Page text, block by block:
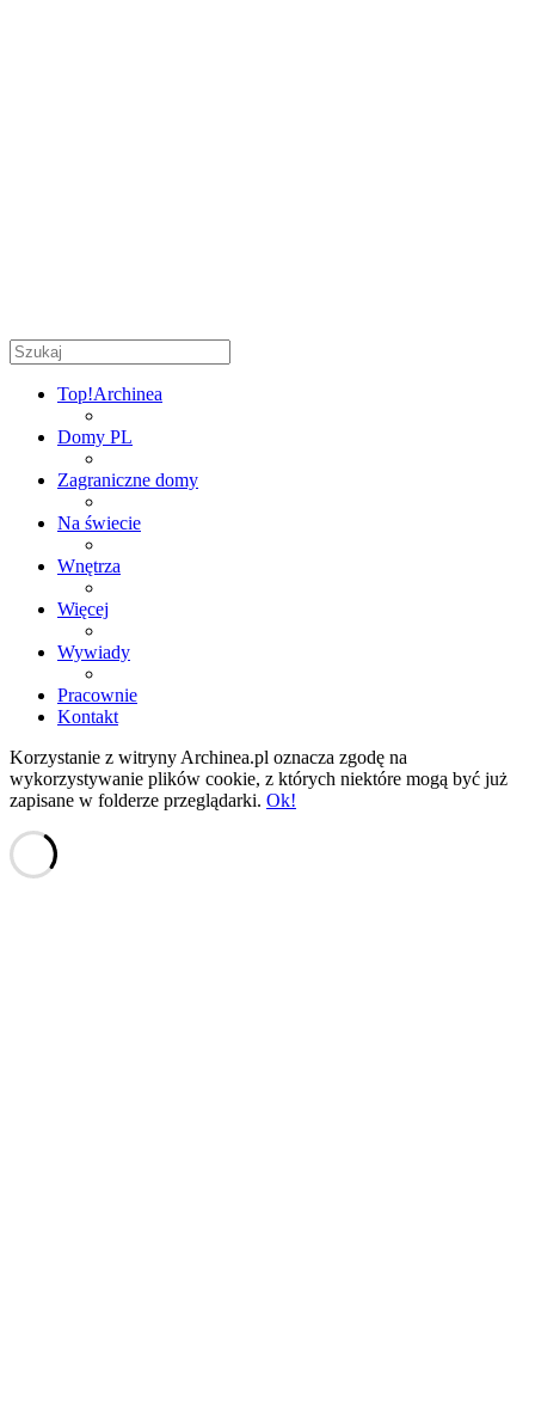
Top!Archinea
Domy PL
Zagraniczne domy
Na świecie
Wnętrza
Więcej
Wywiady
Pracownie
Kontakt
Korzystanie z witryny Archinea.pl oznacza zgodę na
wykorzystywanie plików cookie, z których niektóre mogą być już
zapisane w folderze przeglądarki. Ok!